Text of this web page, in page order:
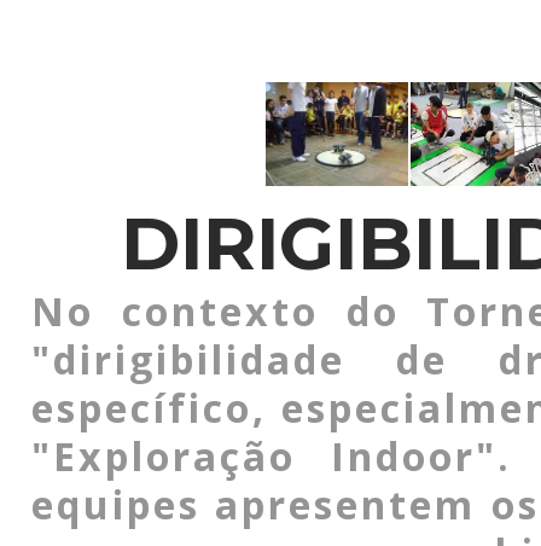
No contexto do
"dirigibilidade de
específico,
"Exploração
equipes apresentem